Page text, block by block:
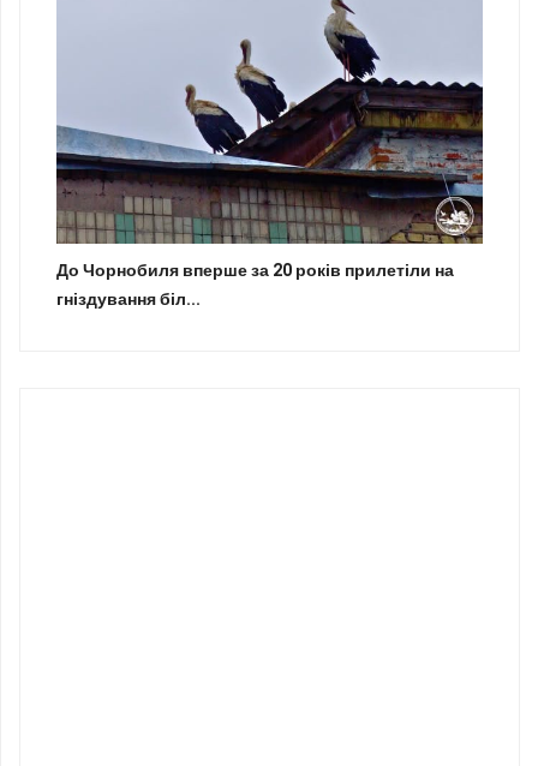
До Чорнобиля вперше за 20 років прилетіли на
гніздування біл...